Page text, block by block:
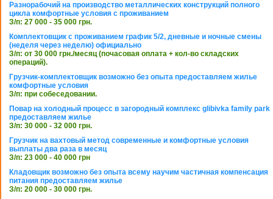
Разнорабочий на производство металлических конструкций полного
цикла комфортные условия с проживанием
З/п: 27 000 - 35 000 грн.
Комплектовщик с проживанием график 5/2, дневные и ночные смены
(неделя через неделю) официально
З/п: от 30 000 грн./месяц (почасовая оплата + кол-во складских
операций).
Грузчик-комплектовщик возможно без опыта предоставляем жилье
комфортные условия
З/п: при собеседовании.
Повар на холодный процесс в загородный комплекс glibivka family park
предоставляем жилье
З/п: 30 000 - 32 000 грн.
Грузчик на вахтовый метод современные и комфортные условия
выплаты два раза в месяц
З/п: 23 000 - 40 000 грн
Кладовщик возможно без опыта всему научим частичная компенсация
питания предоставляем жилье
З/п: 20 000 - 30 000 грн.